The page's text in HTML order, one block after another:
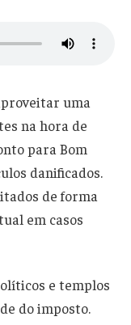
uma
na hora de
para Bom
danificados.
de forma
em casos
e templos
do imposto.